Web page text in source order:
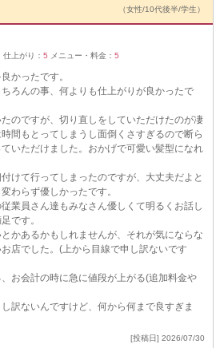
（女性/10代後半/学生）
仕上がり： 5 メニュー・料金： 5
かったです。
ろんの事、何よりも仕上がりが良かったで
のですが、切り直しをしていただけたのが凄
間もとってしまうし面倒くさすぎるので断ら
いただけました。おかげで可愛い髪型になれ
けて行ってしまったのですが、大丈夫だよと
わらず優しかったです。
業員さん達もみなさん優しくて明るくお話し
です。
かあるかもしれませんが、それが気にならな
店でした。(上から目線で申し訳ないです
お会計の時に急に値段が上がる(追加料金や
訳ないんですけど、何から何まで良すぎま
[投稿日] 2026/07/30